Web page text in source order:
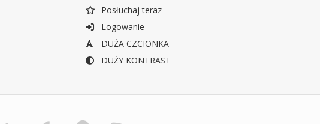
Posłuchaj teraz
Logowanie
DUŻA CZCIONKA
DUŻY KONTRAST